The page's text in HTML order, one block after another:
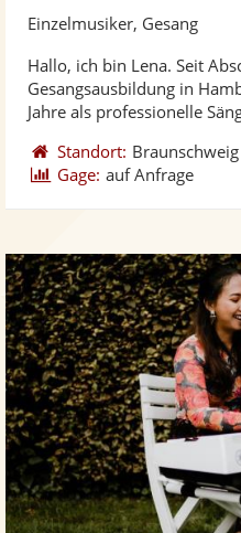
Einzelmusiker, Gesang
Hallo, ich bin Lena. Seit
Gesangsausbildung in
Jahre als professionelle
Standort: Braunschweig
Gage: auf Anfrage